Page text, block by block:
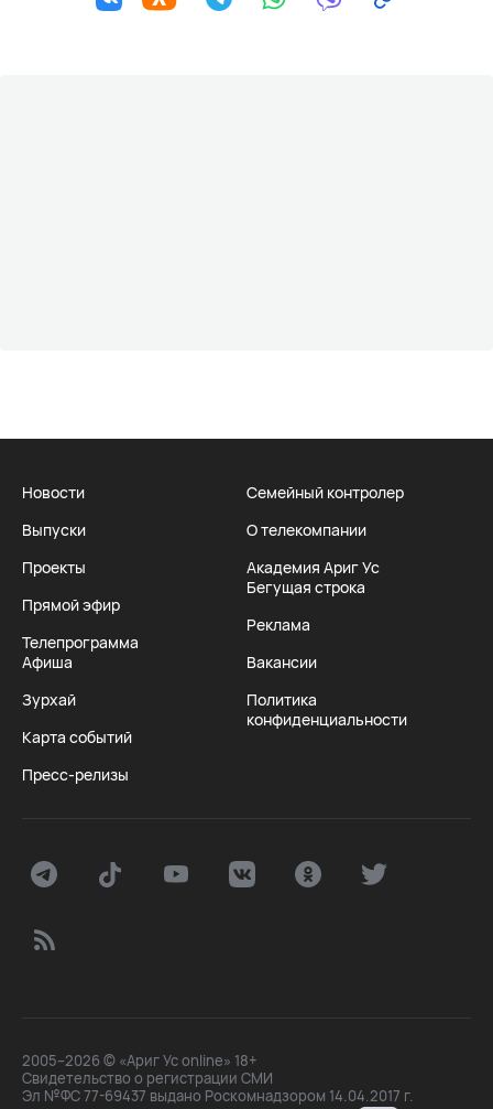
Новости
Выпуски
Проекты
Прямой эфир
Телепрограмма
Афиша
Зурхай
Карта событий
Пресс-релизы
Семейный контролер
О телекомпании
Академия Ариг Ус
Бегущая строка
Реклама
Вакансии
Политика
конфиденциальности
2005–2026 © «Ариг Ус online» 18+
Свидетельство о регистрации СМИ
Эл №ФС 77-69437 выдано Роскомнадзором 14.04.2017 г.